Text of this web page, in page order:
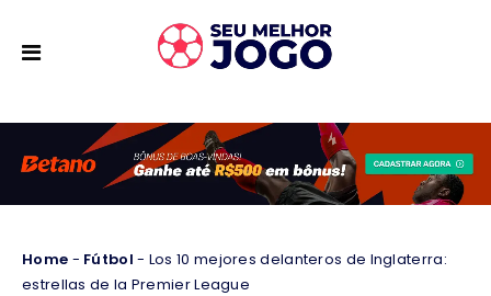
Home - Fútbol - Los 10 mejores delanteros de Inglaterra:
estrellas de la Premier League